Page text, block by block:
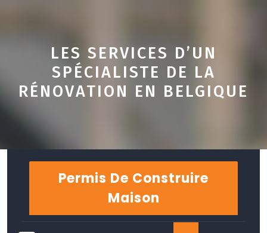
LES SERVICES D’UN
SPÉCIALISTE DE LA
RÉNOVATION EN BELGIQUE
Permis De Construire
Maison